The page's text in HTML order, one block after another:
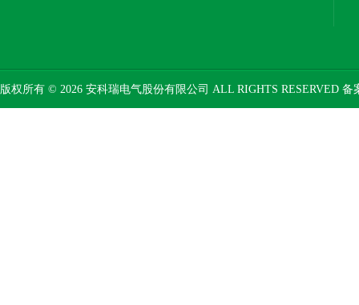
版权所有 © 2026 安科瑞电气股份有限公司 ALL RIGHTS RESERVED 备